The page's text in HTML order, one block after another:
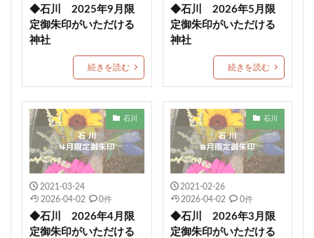
小御門神社 成田豊住熊野神社
日出若宮八幡宮 年越限定御朱印
猫の日限定御朱印 子授 玉作湯神社
茨城縣護国神社 別所琴平神社 美幌神社 伊豆
厚真神社 穂高神社 神炊館神社 スイーツ
一山神社 小坂熊野神社 都波岐奈加等神社
こどもの日御朱印 住吉 生根神社 館腰神社
了法寺 杭瀬熊野神社 吾平津神社 朝峯神社
八乙女八幡神社 再起復活
埼玉 資格合格
豊満神社 大分 普天満宮 廿日市天満宮
◆石川 2025年9月限
定御朱印がいただける
神社
続きを読む
◆石川 2026年5月限
定御朱印がいただける
神社
続きを読む
石川
2021-03-24
2026-04-02
0件
◆石川 2026年4月限
定御朱印がいただける
石川
2021-02-26
2026-04-02
0件
◆石川 2026年3月限
定御朱印がいただける